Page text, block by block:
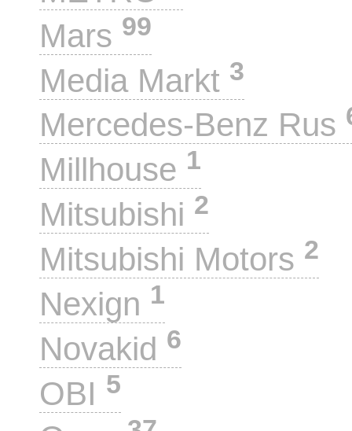
Mars 99
Media Markt 3
Mercedes-Benz Rus
Millhouse 1
Mitsubishi 2
Mitsubishi Motors 2
Nexign 1
Novakid 6
OBI 5